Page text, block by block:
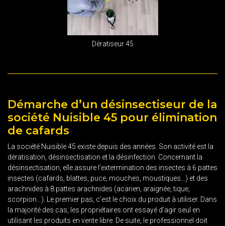
Dératiseur 45
Démarche d’un désinsectiseur de la
société Nuisible 45 pour élimination
de cafards
La société Nuisible 45 existe depuis des années. Son activité est la
dératisation, désinsectisation et la désinfection. Concernant la
désinsectisation, elle assure l’extermination des insectes à 6 pattes
insectes (cafards, blattes, puce, mouches, moustiques…) et des
arachnides à 8 pattes arachnides (acarien, araignée, tique,
scorpion…). Le premier pas, c’est le choix du produit à utiliser. Dans
la majorité des cas, les propriétaires ont essayé d’agir seul en
utilisant les produits en vente libre. De suite, le professionnel doit